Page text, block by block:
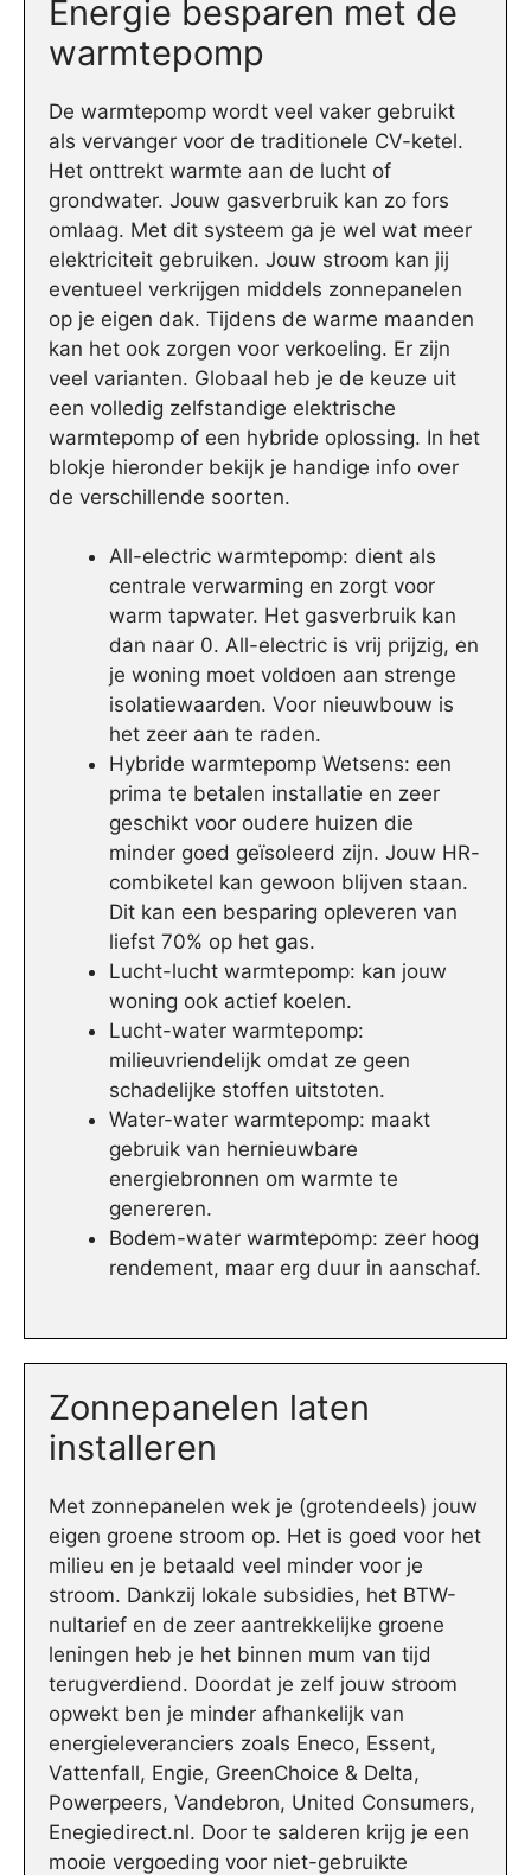
Energie besparen met de
warmtepomp
De warmtepomp wordt veel vaker gebruikt
als vervanger voor de traditionele CV-ketel.
Het onttrekt warmte aan de lucht of
grondwater. Jouw gasverbruik kan zo fors
omlaag. Met dit systeem ga je wel wat meer
elektriciteit gebruiken. Jouw stroom kan jij
eventueel verkrijgen middels zonnepanelen
op je eigen dak. Tijdens de warme maanden
kan het ook zorgen voor verkoeling. Er zijn
veel varianten. Globaal heb je de keuze uit
een volledig zelfstandige elektrische
warmtepomp of een hybride oplossing. In het
blokje hieronder bekijk je handige info over
de verschillende soorten.
All-electric warmtepomp: dient als
centrale verwarming en zorgt voor
warm tapwater. Het gasverbruik kan
dan naar 0. All-electric is vrij prijzig, en
je woning moet voldoen aan strenge
isolatiewaarden. Voor nieuwbouw is
het zeer aan te raden.
Hybride warmtepomp Wetsens: een
prima te betalen installatie en zeer
geschikt voor oudere huizen die
minder goed geïsoleerd zijn. Jouw HR-
combiketel kan gewoon blijven staan.
Dit kan een besparing opleveren van
liefst 70% op het gas.
Lucht-lucht warmtepomp: kan jouw
woning ook actief koelen.
Lucht-water warmtepomp:
milieuvriendelijk omdat ze geen
schadelijke stoffen uitstoten.
Water-water warmtepomp: maakt
gebruik van hernieuwbare
energiebronnen om warmte te
genereren.
Bodem-water warmtepomp: zeer hoog
rendement, maar erg duur in aanschaf.
Zonnepanelen laten
installeren
Met zonnepanelen wek je (grotendeels) jouw
eigen groene stroom op. Het is goed voor het
milieu en je betaald veel minder voor je
stroom. Dankzij lokale subsidies, het BTW-
nultarief en de zeer aantrekkelijke groene
leningen heb je het binnen mum van tijd
terugverdiend. Doordat je zelf jouw stroom
opwekt ben je minder afhankelijk van
energieleveranciers zoals Eneco, Essent,
Vattenfall, Engie, GreenChoice & Delta,
Powerpeers, Vandebron, United Consumers,
Enegiedirect.nl. Door te salderen krijg je een
mooie vergoeding voor niet-gebruikte